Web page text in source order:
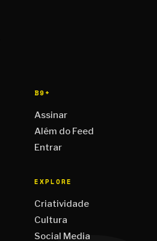
B9+
Assinar
Além do Feed
Entrar
EXPLORE
Criatividade
Cultura
Social Media